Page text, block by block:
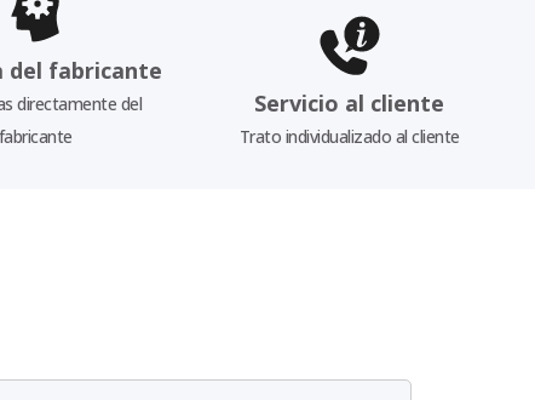
del fabricante
directamente del
fabricante
Servicio al cliente
Trato individualizado al cliente